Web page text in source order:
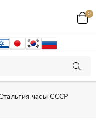
0
часы СССР